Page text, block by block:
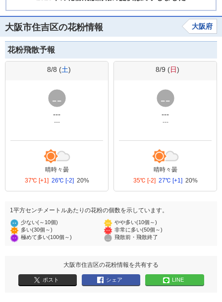
大阪市住吉区の花粉情報 大阪府
花粉飛散予報
8/8 (土)
---
---
晴時々曇
37℃ [+1] 26℃ [-2] 20%
8/9 (日)
---
---
晴時々曇
35℃ [-2] 27℃ [+1] 20%
1平方センチメートルあたりの花粉の個数を示しています。
少ない(～10個)
やや多い(10個～)
多い(30個～)
非常に多い(50個～)
極めて多い(100個～)
飛散前・飛散終了
大阪市住吉区の花粉情報を共有する
ポスト シェア LINE